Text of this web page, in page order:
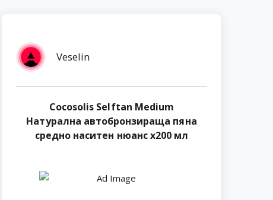
Veselin
Cocosolis Selftan Medium
Натурална автобронзираща пяна
средно наситен нюанс х200 мл